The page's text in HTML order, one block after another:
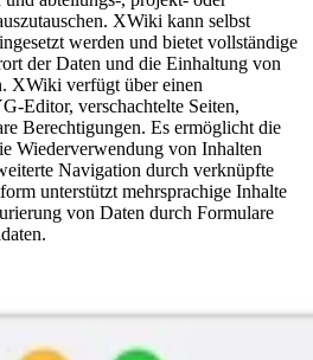
XWiki kann selbst
werden und bietet vollständige
der Daten und die Einhaltung von
XWiki verfügt über einen
Editor, verschachtelte Seiten,
Berechtigungen. Es ermöglicht die
Wiederverwendung von Inhalten
Navigation durch verknüpfte
unterstützt mehrsprachige Inhalte
von Daten durch Formulare